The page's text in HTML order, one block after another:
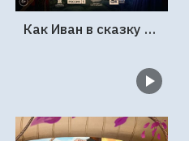
Как Иван в сказку попал